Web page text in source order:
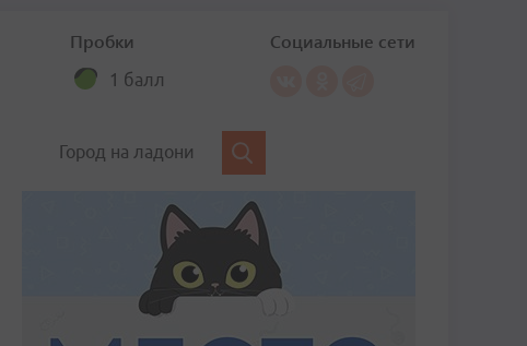
Пробки
1 балл
Социальные сети
Город на ладони